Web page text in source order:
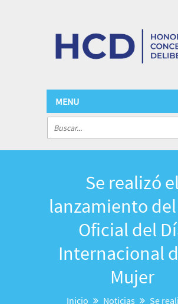
MENU
Se realizó el
lanzamiento
Oficial del
Internacional
Mujer
Inicio Noticias
Se